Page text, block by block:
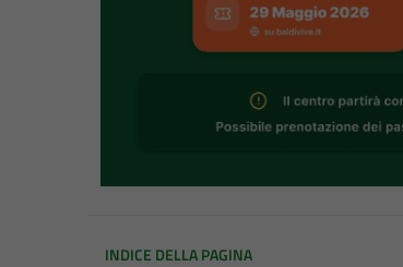
INDICE DELLA PAGINA